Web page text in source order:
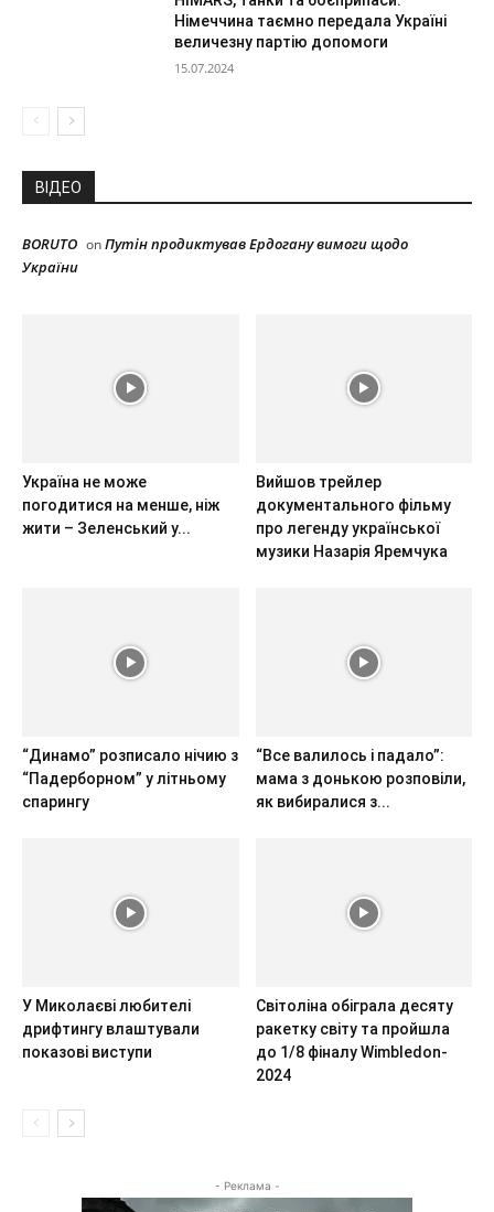
Німеччина таємно передала Україні
величезну партію допомоги
15.07.2024
ВІДЕО
BORUTO onПутін продиктував Ердогану вимоги щодо
України
Україна не може
погодитися на менше, ніж
жити – Зеленський у...
Вийшов трейлер
документального фільму
про легенду української
музики Назарія Яремчука
“Динамо” розписало нічию з
“Падерборном” у літньому
спарингу
“Все валилось і падало”:
мама з донькою розповіли,
як вибиралися з...
У Миколаєві любителі
дрифтингу влаштували
показові виступи
Світоліна обіграла десяту
ракетку світу та пройшла
до 1/8 фіналу Wimbledon-
2024
- Реклама -